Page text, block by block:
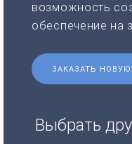
возможность
обеспечение на
ЗАКАЗАТЬ
Выбрать